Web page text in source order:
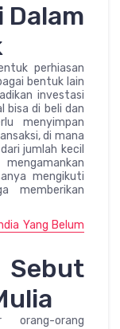
Dalam
perhiasan
bentuk lain
investasi
bisa di beli dan
menyimpan
di mana
jumlah kecil
mengikuti
memberikan
Yang Belum
orang